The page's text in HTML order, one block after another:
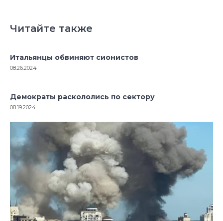
Читайте также
Итальянцы обвиняют сионистов
08.26.2024
Демократы раскололись по сектору
08.19.2024